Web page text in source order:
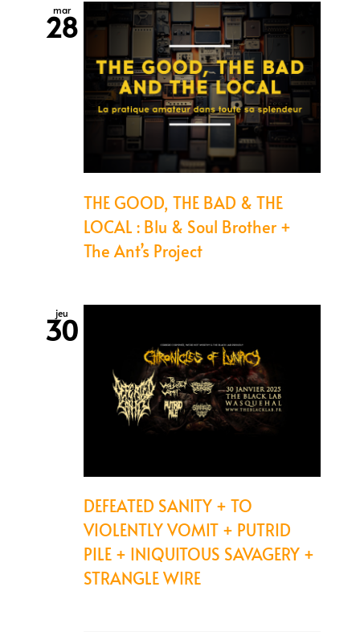
mar
28
THE GOOD, THE BAD & THE
LOCAL : Blu & Soul Brother +
The Ant’s Project
jeu
30
DEFEATED SANITY + TO
VIOLENTLY VOMIT + PUTRID
PILE + INIQUITOUS SAVAGERY +
STRANGLE WIRE